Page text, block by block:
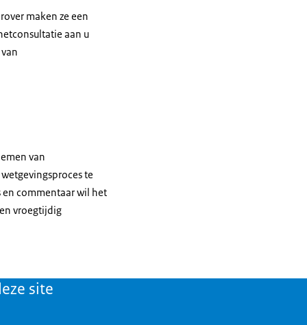
maken ze een
aan u
van
te
en commentaar wil het
vroegtijdig
site